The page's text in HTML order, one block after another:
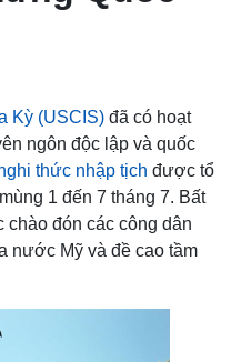
Kỳ (USCIS) đã có hoạt
ngôn độc lập và quốc
thức nhập tịch được tổ
1 đến 7 tháng 7. Bất
chào đón các công dân
nước Mỹ và đề cao tầm